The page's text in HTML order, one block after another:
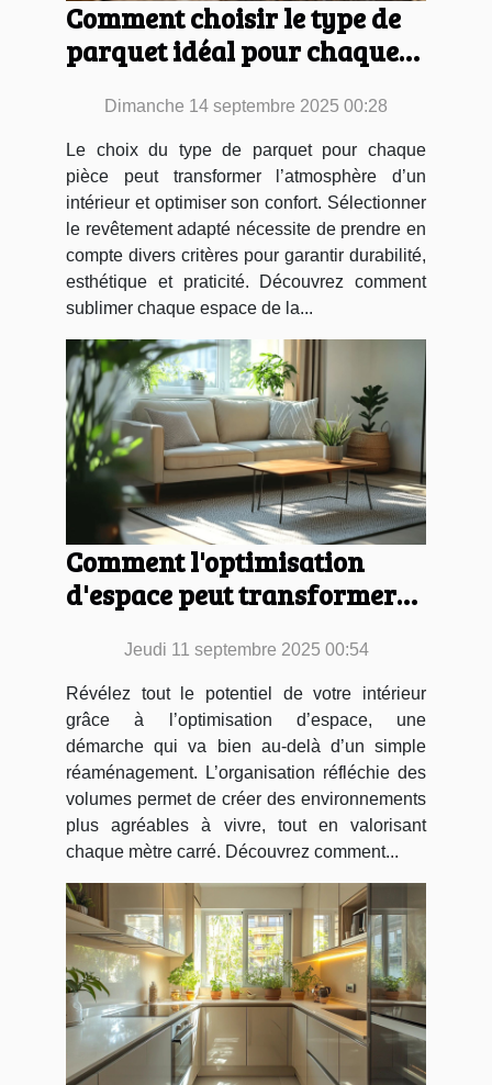
Comment choisir le type de
parquet idéal pour chaque
Dimanche 14 septembre 2025 00:28
Le choix du type de parquet pour chaque
pièce peut transformer l’atmosphère d’un
intérieur et optimiser son confort. Sélectionner
le revêtement adapté nécessite de prendre en
compte divers critères pour garantir durabilité,
esthétique et praticité. Découvrez comment
sublimer chaque espace de la...
Comment l'optimisation
d'espace peut transformer
Jeudi 11 septembre 2025 00:54
Révélez tout le potentiel de votre intérieur
grâce à l’optimisation d’espace, une
démarche qui va bien au-delà d’un simple
réaménagement. L’organisation réfléchie des
volumes permet de créer des environnements
plus agréables à vivre, tout en valorisant
chaque mètre carré. Découvrez comment...